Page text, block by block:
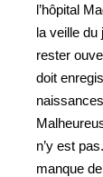
l’hôpital
la veille du
rester
doit
n’y est
manque